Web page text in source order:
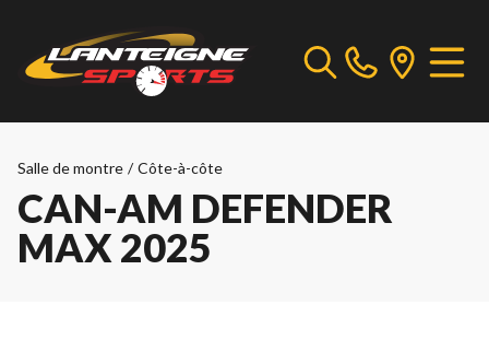
Salle de montre / Côte-à-côte
CAN-AM DEFENDER
MAX 2025